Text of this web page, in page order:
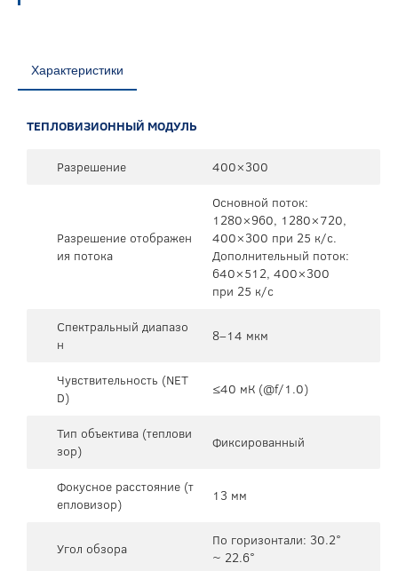
Характеристики
ТЕПЛОВИЗИОННЫЙ МОДУЛЬ
Разрешение 400×300
Разрешение отображен
ия потока
Основной поток:
1280×960, 1280×720,
400×300 при 25 к/с.
Дополнительный поток:
640×512, 400×300
при 25 к/с
Спектральный диапазо
н
8–14 мкм
Чувствительность (NET
D)
≤40 мК (@f/1.0)
Тип объектива (теплови
зор)
Фиксированный
Фокусное расстояние (т
епловизор)
13 мм
Угол обзора
По горизонтали: 30.2°
~ 22.6°